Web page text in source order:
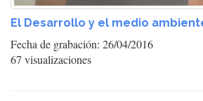
El Desarrollo y el medio
Fecha de grabación: 26/04/2016
67 visualizaciones